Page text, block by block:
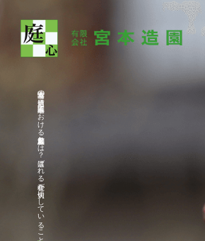
宮本造園の庭通信～造園工事における顧客満足度とは？選ばれる会社が大切にしていること